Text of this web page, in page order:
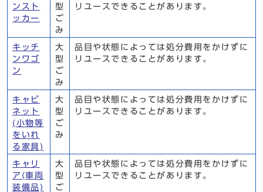
ンスト
ッカー
型
ご
み
リユースできることがあります。
キッチ
ンワゴ
ン
大
型
ご
み
品目や状態によっては処分費用をかけずに
リユースできることがあります。
キャビ
ネット
(小物等
をいれ
る家具)
大
型
ご
み
品目や状態によっては処分費用をかけずに
リユースできることがあります。
キャリ
ア(車両
装備品)
大
型
ご
品目や状態によっては処分費用をかけずに
リユースできることがあります。